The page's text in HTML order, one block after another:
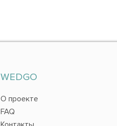
WEDGO
О проекте
FAQ